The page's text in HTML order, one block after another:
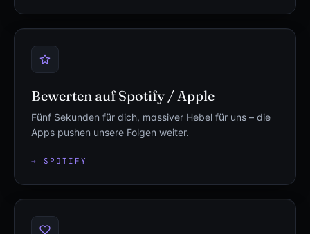
Bewerten auf Spotify / Apple
Fünf Sekunden für dich, massiver Hebel für uns – die
Apps pushen unsere Folgen weiter.
→ SPOTIFY